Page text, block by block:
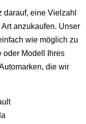
darauf, eine Vielzahl
anzukaufen. Unser
wie möglich zu
oder Modell Ihres
die wir